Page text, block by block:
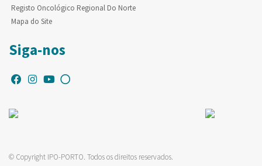
Registo Oncológico Regional Do Norte
Mapa do Site
Siga-nos
© Copyright IPO-PORTO. Todos os direitos reservados.